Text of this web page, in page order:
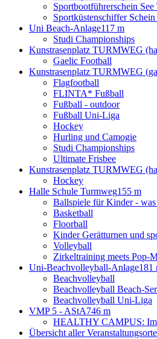
Sportbootführerschein
Sportküstenschiffer
Uni Beach-Anlage117 m
Studi Championships
Kunstrasenplatz TURMWEG
Gaelic Football
Kunstrasenplatz TURMWEG
Flagfootball
FLINTA* Fußball
Fußball - outdoor
Fußball Uni-Liga
Hockey
Hurling und Camogie
Studi Championships
Ultimate Frisbee
Kunstrasenplatz TURMWEG
Hockey
Halle Schule Turmweg155 m
Ballspiele für Kinder -
Basketball
Floorball
Kinder Gerätturnen und
Volleyball
Zirkeltraining meets Pop-
Uni-Beachvolleyball-Anlage181
Beachvolleyball
Beachvolleyball Beach-
Beachvolleyball Uni-Liga
VMP 5 - AStA746 m
HEALTHY CAMPUS:
Übersicht aller Veranstaltungsorte